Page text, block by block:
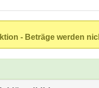
- Beträge werden